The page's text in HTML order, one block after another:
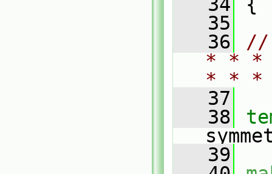
   35
   36
//
* * *
* *
   37
   38
   39